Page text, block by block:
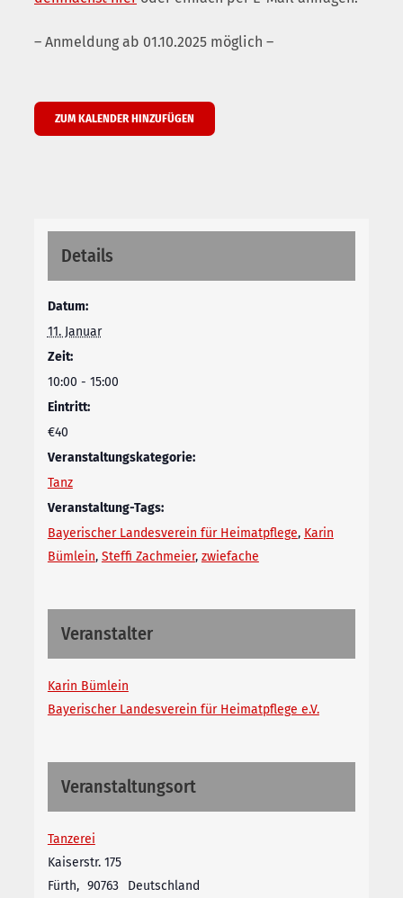
– Anmeldung ab 01.10.2025 möglich –
ZUM KALENDER HINZUFÜGEN
Details
Datum:
11. Januar
Zeit:
10:00 - 15:00
Eintritt:
€40
Veranstaltungskategorie:
Tanz
Veranstaltung-Tags:
Bayerischer Landesverein für Heimatpflege, Karin
Bümlein, Steffi Zachmeier, zwiefache
Veranstalter
Karin Bümlein
Bayerischer Landesverein für Heimatpflege e.V.
Veranstaltungsort
Tanzerei
Kaiserstr. 175
Fürth, 90763 Deutschland